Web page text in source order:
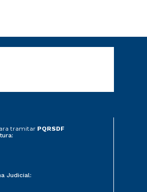
tramitar PQRSDF
Judicial: